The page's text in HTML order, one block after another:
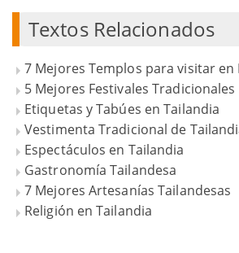
Textos Relacionados
7 Mejores Templos para visitar en
5 Mejores Festivales
Etiquetas y Tabúes en Tailandia
Vestimenta Tradicional de
Espectáculos en Tailandia
Gastronomía Tailandesa
7 Mejores Artesanías Tailandesas
Religión en Tailandia